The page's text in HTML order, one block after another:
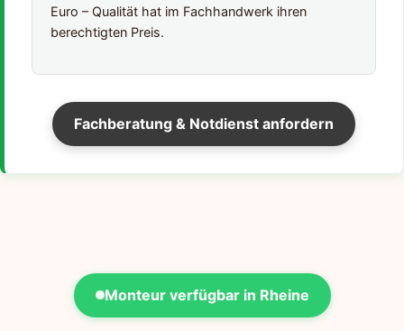
Euro – Qualität hat im Fachhandwerk ihren
berechtigten Preis.
Fachberatung & Notdienst anfordern
Monteur verfügbar in Rheine